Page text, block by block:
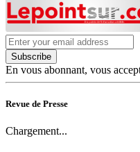
Subscribe
En vous abonnant, vous
Revue de Presse
Chargement...